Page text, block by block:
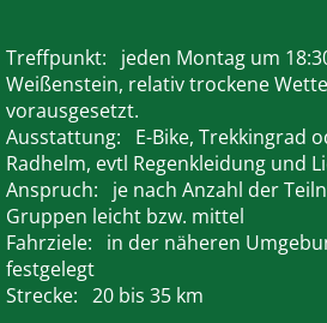
Treffpunkt: jeden Montag um
Weißenstein, relativ trockene
vorausgesetzt.
Ausstattung: E-Bike, Trekkingrad
Radhelm, evtl Regenkleidung und
Anspruch: je nach Anzahl der
Gruppen leicht bzw. mittel
Fahrziele: in der näheren
festgelegt
Strecke: 20 bis 35 km